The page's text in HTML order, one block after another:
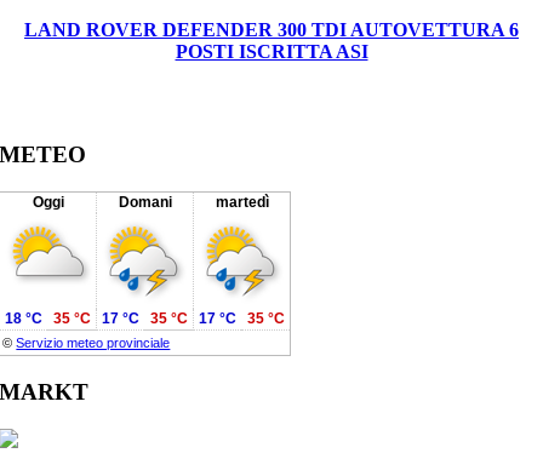
LAND ROVER DEFENDER 300 TDI AUTOVETTURA 6
POSTI ISCRITTA ASI
METEO
Oggi Domani martedì
©Servizio meteo provinciale
18 °C 35 °C 17 °C 35 °C 17 °C 35 °C
MARKT